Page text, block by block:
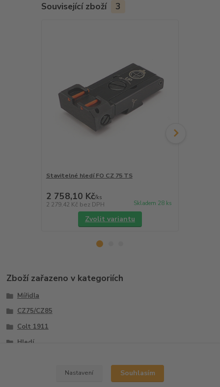
Související zboží 3
Stavitelné hledí FO CZ 75 TS
2 758,10 Kč/ks
2 279,42 Kč bez DPH Skladem 28 ks
Zvolit variantu
Zboží zařazeno v kategoriích
Mířidla
CZ75/CZ85
Colt 1911
Hledí
Nastavení Souhlasím